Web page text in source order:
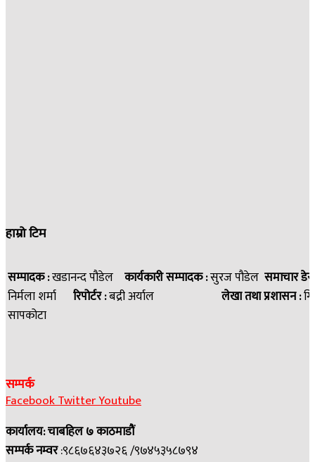
हाम्रो टिम
सम्पादक :खडानन्द पौडेल कार्यकारी सम्पादक :सुरज पौडेल समाचार
निर्मला शर्मा रिपोर्टर :बद्री अर्याल लेखा तथा प्रशासन :
सापकोटा
सम्पर्क
FacebookTwitterYoutube
कार्यालय: चाबहिल ७ काठमाडौं
सम्पर्क नम्वर:९८६७६४३७२६ /९७४५३५८७९४